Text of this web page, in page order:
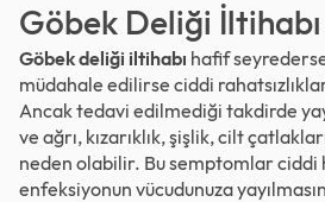
Göbek Deliği İltihabı
Göbek deliği iltihabı hafif
müdahale edilirse ciddi
Ancak tedavi edilmediği takdirde
ve ağrı, kızarıklık, şişlik, cilt
neden olabilir. Bu semptomlar ciddi
enfeksiyonun vücudunuza